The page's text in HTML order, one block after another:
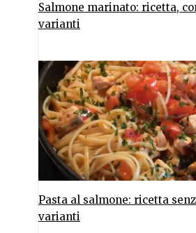
Salmone marinato: ricetta,
varianti
Pasta al salmone: ricetta
varianti